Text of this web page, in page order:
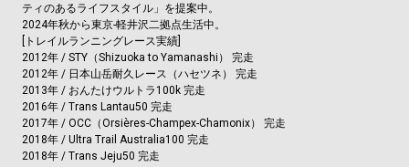
ティのあるライフスタイル」を提案中。
2024年秋から東京-軽井沢二拠点生活中。
[トレイルランニングレース実績]
2012年 / STY（Shizuoka to Yamanashi） 完走
2012年 / 日本山岳耐久レース（ハセツネ） 完走
2013年 / おんたけウルトラ100k 完走
2016年 / Trans Lantau50 完走
2017年 / OCC（Orsières-Champex-Chamonix） 完走
2018年 / Ultra Trail Australia100 完走
2018年 / Trans Jeju50 完走